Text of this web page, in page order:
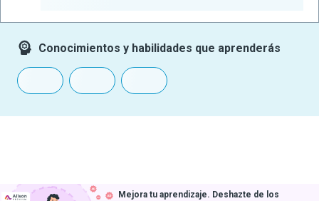
Conocimientos y habilidades que aprenderás
Mejora tu aprendizaje. Deshazte de los